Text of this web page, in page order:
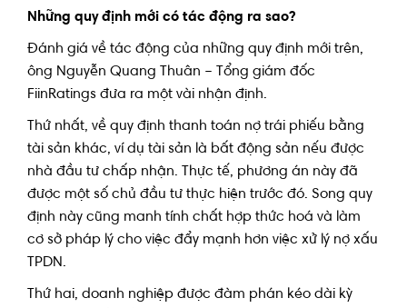
Những quy định mới có tác động ra sao?
Đánh giá về tác động của những quy định mới trên,
ông Nguyễn Quang Thuân – Tổng giám đốc
FiinRatings đưa ra một vài nhận định.
Thứ nhất, về quy định thanh toán nợ trái phiếu bằng
tài sản khác, ví dụ tài sản là bất động sản nếu được
nhà đầu tư chấp nhận. Thực tế, phương án này đã
được một số chủ đầu tư thực hiện trước đó. Song quy
định này cũng manh tính chất hợp thức hoá và làm
cơ sở pháp lý cho việc đẩy mạnh hơn việc xử lý nợ xấu
TPDN.
Thứ hai, doanh nghiệp được đàm phán kéo dài kỳ